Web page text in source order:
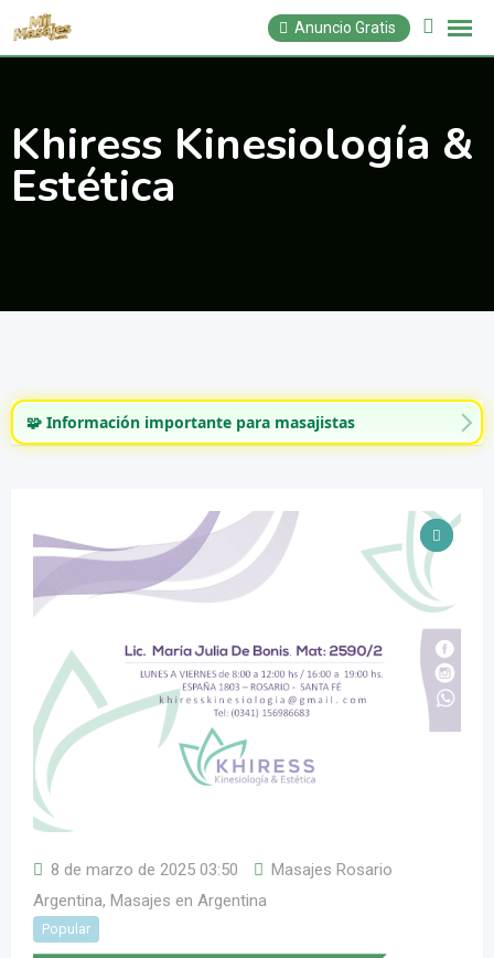
Saltar
Anuncio Gratis
Khiress Kinesiología &
Estética
🧩 Información importante para masajistas
8 de marzo de 2025 03:50
Masajes Rosario
Argentina, Masajes en Argentina
Popular